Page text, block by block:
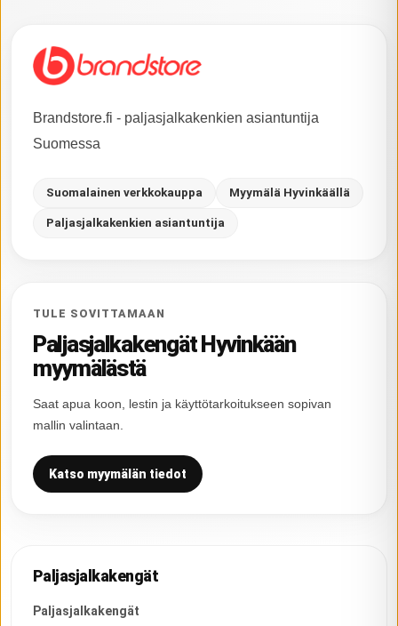
Brandstore.fi - paljasjalkakenkien asiantuntija
Suomessa
Suomalainen verkkokauppa Myymälä Hyvinkäällä
Paljasjalkakenkien asiantuntija
TULE SOVITTAMAAN
Paljasjalkakengät Hyvinkään
myymälästä
Saat apua koon, lestin ja käyttötarkoitukseen sopivan
mallin valintaan.
Katso myymälän tiedot
Paljasjalkakengät
Paljasjalkakengät